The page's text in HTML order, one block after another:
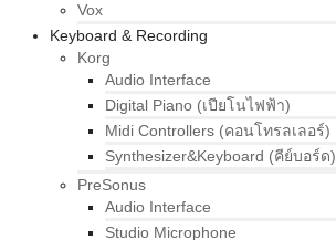
Vox
Keyboard & Recording
Korg
Audio Interface
Digital Piano (เปียโนไฟฟ้า)
Midi Controllers (คอนโทรลเลอร์)
Synthesizer&Keyboard (คีย์บอร์ด)
PreSonus
Audio Interface
Studio Microphone